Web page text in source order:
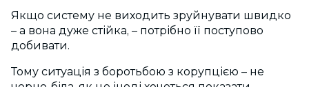
Якщо систему не виходить зруйнувати швидко
– а вона дуже стійка, – потрібно її поступово
добивати.
Тому ситуація з боротьбою з корупцією – не